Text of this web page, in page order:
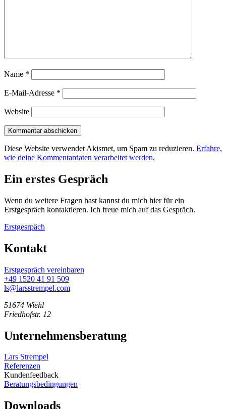
Name *
E-Mail-Adresse *
Website
Diese Website verwendet Akismet, um Spam zu reduzieren. Erfahre,
wie deine Kommentardaten verarbeitet werden.
Ein erstes Gespräch
Wenn du weitere Fragen hast kannst du mich hier für ein
Erstgespräch kontaktieren. Ich freue mich auf das Gespräch.
Erstgesrpäch
Kontakt
Erstgespräch vereinbaren
+49 1520 41 91 509
ls@larsstrempel.com
51674 Wiehl
Friedhofstr. 12
Unternehmensberatung
Lars Strempel
Referenzen
Kundenfeedback
Beratungsbedingungen
Downloads